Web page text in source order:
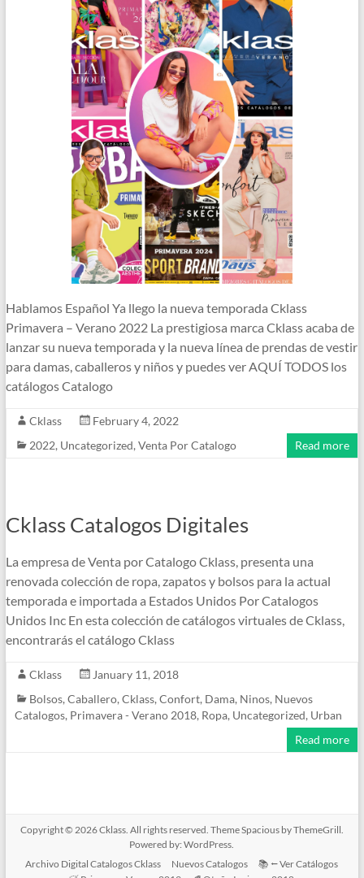
Hablamos Español Ya llego la nueva temporada Cklass
Primavera – Verano 2022 La prestigiosa marca Cklass acaba de
lanzar su nueva temporada y la nueva línea de prendas de vestir
para damas, caballeros y niños y puedes ver AQUÍ TODOS los
catálogos Catalogo
Cklass
February 4, 2022
2022, Uncategorized, Venta Por Catalogo Read more
Cklass Catalogos Digitales
La empresa de Venta por Catalogo Cklass, presenta una
renovada colección de ropa, zapatos y bolsos para la actual
temporada e importada a Estados Unidos Por Catalogos
Unidos Inc En esta colección de catálogos virtuales de Cklass,
encontrarás el catálogo Cklass
Cklass
January 11, 2018
Bolsos, Caballero, Cklass, Confort, Dama, Ninos, Nuevos
Catalogos, Primavera - Verano 2018, Ropa, Uncategorized, Urban
Read more
Copyright © 2026Cklass. All rights reserved. ThemeSpaciousby ThemeGrill.
Powered by:WordPress.
Archivo Digital Catalogos Cklass
Nuevos Catalogos
📚 ⭠ Ver Catálogos